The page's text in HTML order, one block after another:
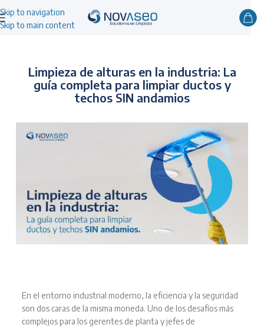
Skip to navigation
Skip to main content
Limpieza de alturas en la industria: La
guía completa para limpiar ductos y
techos SIN andamios
En el entorno industrial moderno, la eficiencia y la seguridad
son dos caras de la misma moneda. Uno de los desafíos más
complejos para los gerentes de planta y jefes de